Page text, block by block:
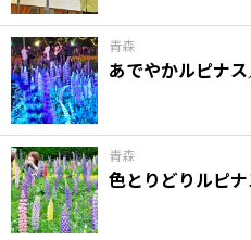
青森
あでやかルピナ
青森
色とりどりルピ